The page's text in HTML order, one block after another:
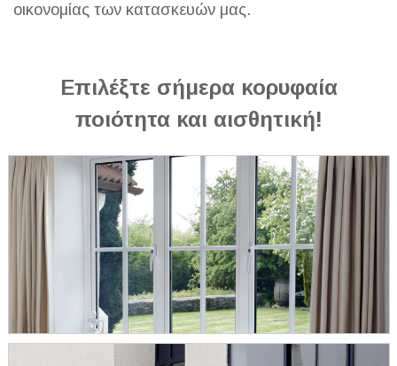
οικονομίας των κατασκευών μας.
Επιλέξτε σήμερα κορυφαία
ποιότητα και αισθητική!